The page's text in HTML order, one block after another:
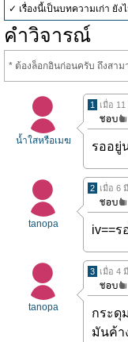
✓ เรื่องนี้เป็นบทความเก่า ยั
คำวิจารณ์
* ต้องล็อกอินก่อนครับ ถึงสาม
น้ำใสหรือเมฆ
1 เมื่อ
รออยู่
tanopa
2 เมื่อ 6
iv==ร
tanopa
3 เมื่อ 4
กระดุ
มันค้า